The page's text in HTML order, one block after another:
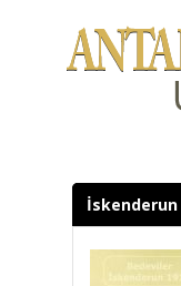
İskenderun